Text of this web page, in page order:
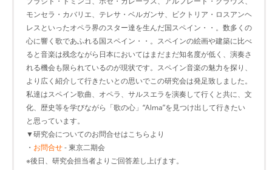
モンセラ・カバリエ、テレサ・ベルガンサ、ビクトリア・ロスアンヘ
レスといったオペラ界のスター達を生んだ国スペイン・・。数多くの
心に響く歌であふれる国スペイン・・。スペインの絵画や建築に比べ
ると音楽は残念ながら日本においてはまだまだ知名度が低く、演奏さ
れる機会も限られているのが現状です。スペイン音楽の魅力を探り、
より広く紹介して行きたいとの思いでこの研究会は発足致しました。
私達はスペイン歌曲、オペラ、サルスエラを演奏して行くと共に、文
化、歴史等を学びながら「歌の心」“Alma”を見つけ出して行きたい
と思っています。
▼研究会についてのお問合せはこちらより
・ お問合せ- 東京二期会
※後日、研究会担当者よりご回答差し上げます。